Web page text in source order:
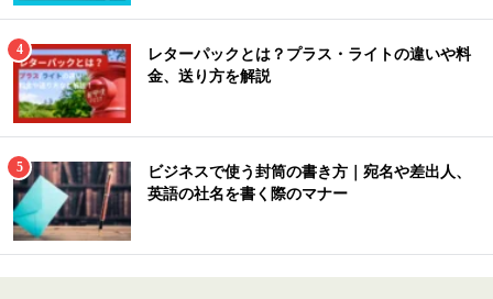
レターパックとは？プラス・ライトの違いや料
金、送り方を解説
ビジネスで使う封筒の書き方｜宛名や差出人、
英語の社名を書く際のマナー